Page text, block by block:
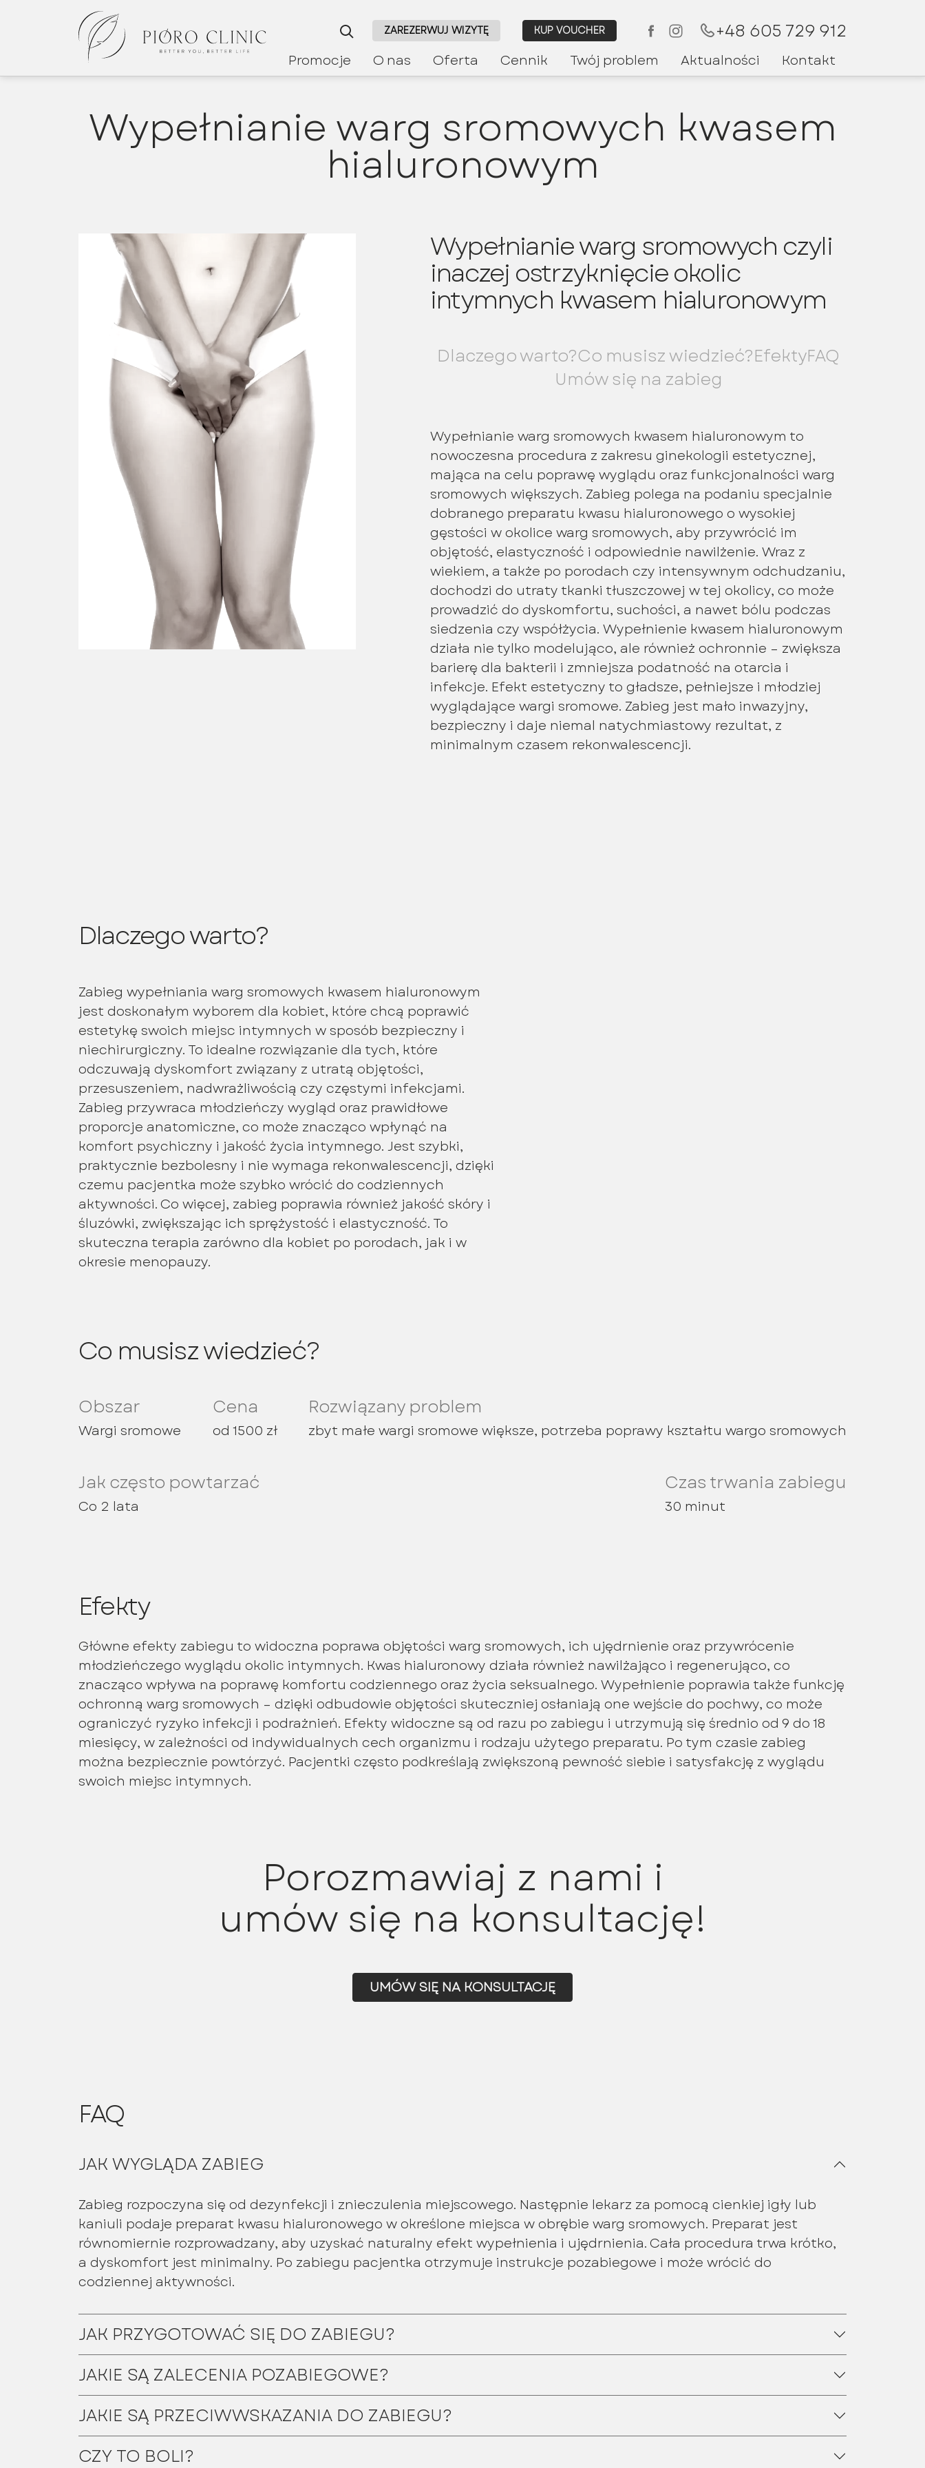
Promocje O nas Oferta Cennik Twój problem Aktualności Kontakt
ZAREZERWUJ WIZYTĘ KUP VOUCHER +48 605 729 912
Wypełnianie warg sromowych kwasem
hialuronowymKielce
Wypełnianie warg sromowych czyli
inaczej ostrzyknięcie okolic
intymnych kwasem hialuronowym
Dlaczego warto?Co musisz wiedzieć?EfektyFAQ
Umów się na zabieg
Wypełnianie warg sromowych kwasem hialuronowym to
nowoczesna procedura z zakresu ginekologii estetycznej,
mająca na celu poprawę wyglądu oraz funkcjonalności warg
sromowych większych. Zabieg polega na podaniu specjalnie
dobranego preparatu kwasu hialuronowego o wysokiej
gęstości w okolice warg sromowych, aby przywrócić im
objętość, elastyczność i odpowiednie nawilżenie. Wraz z
wiekiem, a także po porodach czy intensywnym odchudzaniu,
dochodzi do utraty tkanki tłuszczowej w tej okolicy, co może
prowadzić do dyskomfortu, suchości, a nawet bólu podczas
siedzenia czy współżycia. Wypełnienie kwasem hialuronowym
działa nie tylko modelująco, ale również ochronnie – zwiększa
barierę dla bakterii i zmniejsza podatność na otarcia i
infekcje. Efekt estetyczny to gładsze, pełniejsze i młodziej
wyglądające wargi sromowe. Zabieg jest mało inwazyjny,
bezpieczny i daje niemal natychmiastowy rezultat, z
minimalnym czasem rekonwalescencji.
Dlaczego warto?
Zabieg wypełniania warg sromowych kwasem hialuronowym
jest doskonałym wyborem dla kobiet, które chcą poprawić
estetykę swoich miejsc intymnych w sposób bezpieczny i
niechirurgiczny. To idealne rozwiązanie dla tych, które
odczuwają dyskomfort związany z utratą objętości,
przesuszeniem, nadwrażliwością czy częstymi infekcjami.
Zabieg przywraca młodzieńczy wygląd oraz prawidłowe
proporcje anatomiczne, co może znacząco wpłynąć na
komfort psychiczny i jakość życia intymnego. Jest szybki,
praktycznie bezbolesny i nie wymaga rekonwalescencji, dzięki
czemu pacjentka może szybko wrócić do codziennych
aktywności. Co więcej, zabieg poprawia również jakość skóry i
śluzówki, zwiększając ich sprężystość i elastyczność. To
skuteczna terapia zarówno dla kobiet po porodach, jak i w
okresie menopauzy.
Co musisz wiedzieć?
Obszar
Wargi sromowe
Cena
od 1500 zł
Rozwiązany problem
zbyt małe wargi sromowe większe, potrzeba poprawy kształtu wargo sromowych
Jak często powtarzać
Co 2 lata
Czas trwania zabiegu
30 minut
Efekty
Główne efekty zabiegu to widoczna poprawa objętości warg sromowych, ich ujędrnienie oraz przywrócenie
młodzieńczego wyglądu okolic intymnych. Kwas hialuronowy działa również nawilżająco i regenerująco, co
znacząco wpływa na poprawę komfortu codziennego oraz życia seksualnego. Wypełnienie poprawia także funkcję
ochronną warg sromowych – dzięki odbudowie objętości skuteczniej osłaniają one wejście do pochwy, co może
ograniczyć ryzyko infekcji i podrażnień. Efekty widoczne są od razu po zabiegu i utrzymują się średnio od 9 do 18
miesięcy, w zależności od indywidualnych cech organizmu i rodzaju użytego preparatu. Po tym czasie zabieg
można bezpiecznie powtórzyć. Pacjentki często podkreślają zwiększoną pewność siebie i satysfakcję z wyglądu
swoich miejsc intymnych.
Porozmawiaj z nami i
umów się na konsultację!
UMÓW SIĘ NA KONSULTACJĘ
FAQ
JAK WYGLĄDA ZABIEG
Zabieg rozpoczyna się od dezynfekcji i znieczulenia miejscowego. Następnie lekarz za pomocą cienkiej igły lub
kaniuli podaje preparat kwasu hialuronowego w określone miejsca w obrębie warg sromowych. Preparat jest
równomiernie rozprowadzany, aby uzyskać naturalny efekt wypełnienia i ujędrnienia. Cała procedura trwa krótko,
a dyskomfort jest minimalny. Po zabiegu pacjentka otrzymuje instrukcje pozabiegowe i może wrócić do
codziennej aktywności.
JAK PRZYGOTOWAĆ SIĘ DO ZABIEGU?
JAKIE SĄ ZALECENIA POZABIEGOWE?
JAKIE SĄ PRZECIWWSKAZANIA DO ZABIEGU?
CZY TO BOLI?